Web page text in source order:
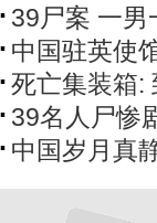
39尸案 一男
中国驻英使
死亡集装箱:
39名人尸惨
中国岁月真